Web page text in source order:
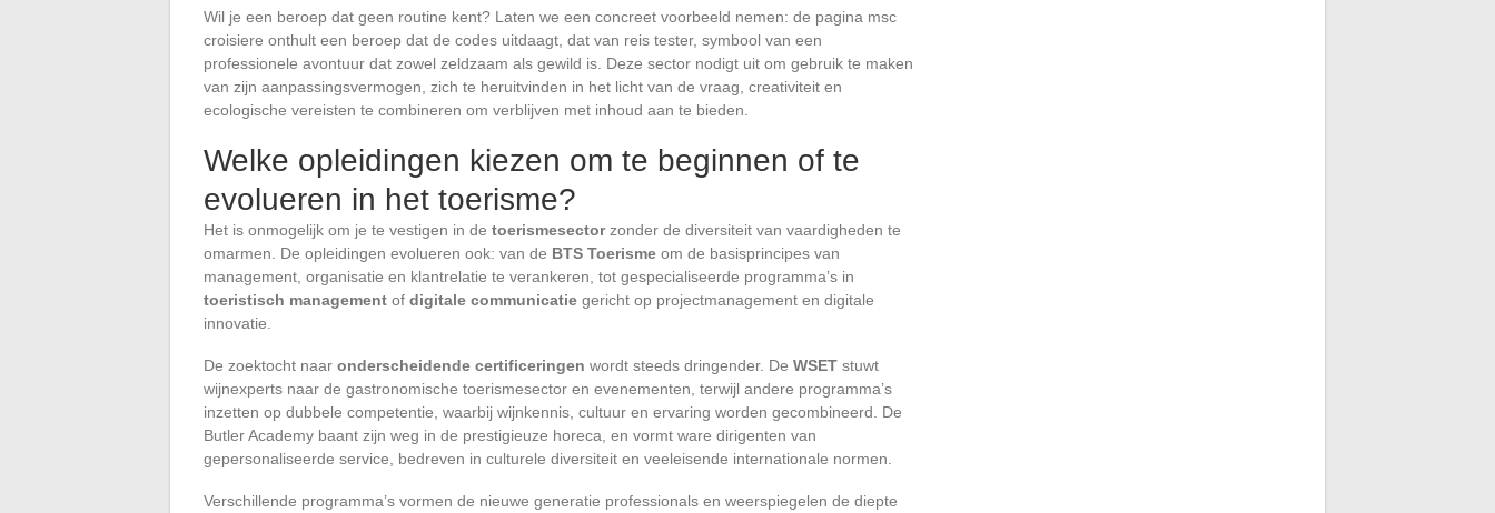
Wil je een beroep dat geen routine kent? Laten we een concreet voorbeeld nemen: de pagina msc
croisiere onthult een beroep dat de codes uitdaagt, dat van reis tester, symbool van een
professionele avontuur dat zowel zeldzaam als gewild is. Deze sector nodigt uit om gebruik te maken
van zijn aanpassingsvermogen, zich te heruitvinden in het licht van de vraag, creativiteit en
ecologische vereisten te combineren om verblijven met inhoud aan te bieden.
Welke opleidingen kiezen om te beginnen of te
evolueren in het toerisme?
Het is onmogelijk om je te vestigen in de toerismesectorzonder de diversiteit van vaardigheden te
omarmen. De opleidingen evolueren ook: van de BTS Toerisme om de basisprincipes van
management, organisatie en klantrelatie te verankeren, tot gespecialiseerde programma’s in
toeristisch management of digitale communicatie gericht op projectmanagement en digitale
innovatie.
De zoektocht naar onderscheidende certificeringen wordt steeds dringender. De WSET stuwt
wijnexperts naar de gastronomische toerismesector en evenementen, terwijl andere programma’s
inzetten op dubbele competentie, waarbij wijnkennis, cultuur en ervaring worden gecombineerd. De
Butler Academy baant zijn weg in de prestigieuze horeca, en vormt ware dirigenten van
gepersonaliseerde service, bedreven in culturele diversiteit en veeleisende internationale normen.
Verschillende programma’s vormen de nieuwe generatie professionals en weerspiegelen de diepte